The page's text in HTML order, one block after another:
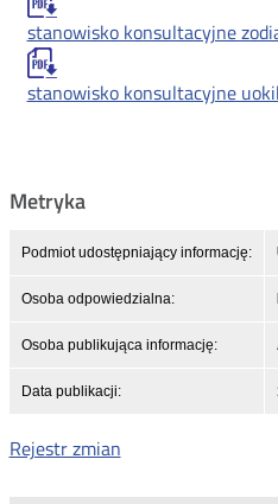
stanowisko konsultacyjne
stanowisko konsultacyjne
Metryka
Podmiot udostępniający informację:
Osoba odpowiedzialna:
Osoba publikująca informację:
Data publikacji:
Rejestr zmian